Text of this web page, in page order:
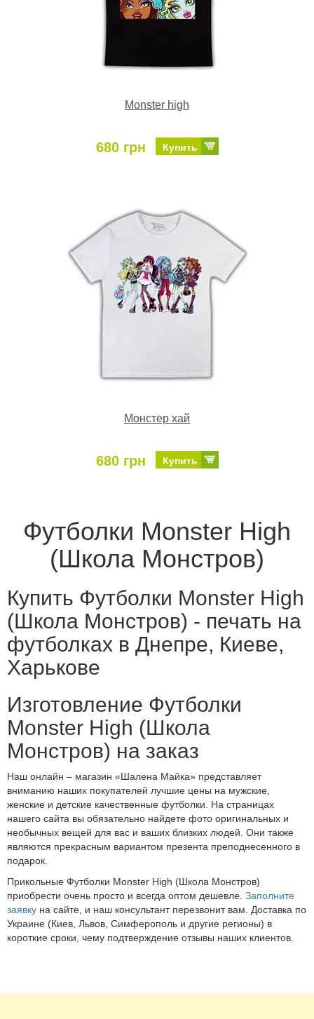
Monster high
680 грн Купить
Монстер хай
680 грн Купить
Футболки Monster High
(Школа Монстров)
Купить Футболки Monster High
(Школа Монстров) - печать на
футболках в Днепре, Киеве,
Харькове
Изготовление Футболки
Monster High (Школа
Монстров) на заказ
Наш онлайн – магазин «Шалена Майка» представляет
вниманию наших покупателей лучшие цены на мужские,
женские и детские качественные футболки. На страницах
нашего сайта вы обязательно найдете фото оригинальных и
необычных вещей для вас и ваших близких людей. Они также
являются прекрасным вариантом презента преподнесенного в
подарок.
Прикольные Футболки Monster High (Школа Монстров)
приобрести очень просто и всегда оптом дешевле. Заполните
заявку на сайте, и наш консультант перезвонит вам. Доставка по
Украине (Киев, Львов, Симферополь и другие регионы) в
короткие сроки, чему подтверждение отзывы наших клиентов.